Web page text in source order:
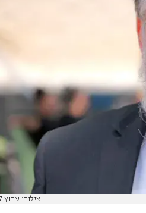
צילום: ערוץ 7